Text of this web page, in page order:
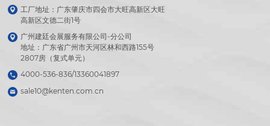
工厂地址：广东肇庆市四会市大旺高新区大旺
高新区文德二街1号
广州建廷会展服务有限公司-分公司
地址：广东省广州市天河区林和西路155号
2807房（复式单元）
4000-536-836/13360041897
sale10@kenten.com.cn